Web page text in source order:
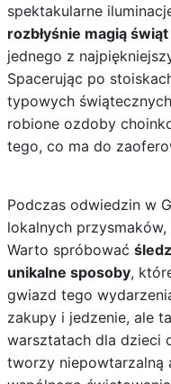
spektakularne
rozbłyśnie magią świąt
jednego z
Spacerując po
typowych
robione ozdoby
tego, co ma do
Podczas odwiedzin w
lokalnych
Warto spróbować
unikalne sposoby,
gwiazd tego
zakupy i jedzenie, ale
warsztatach dla dzieci
tworzy niepowtarzalną